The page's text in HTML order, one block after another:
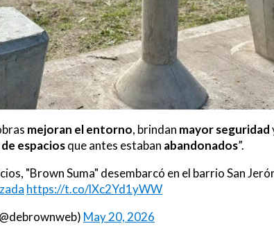
mejoran el entorno, brindan mayor seguridad
espaciosque antes estaban abandonados”.
"Brown Suma" desembarcó en el barrio San
https://t.co/lXc2Yd1yWW
May 20, 2026